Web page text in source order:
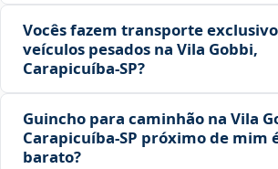
Vocês fazem transporte
veículos pesados na Vila Gobbi,
Carapicuíba‑SP?
Guincho para caminhão na Vila
Carapicuíba‑SP próximo de mim
barato?